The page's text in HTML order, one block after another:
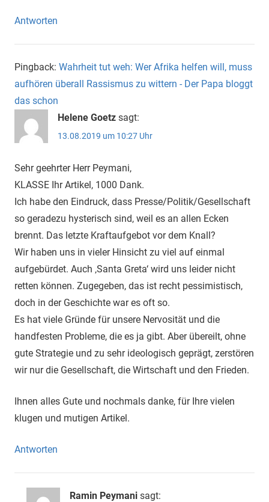
Antworten
Pingback: Wahrheit tut weh: Wer Afrika helfen will, muss
aufhören überall Rassismus zu wittern - Der Papa bloggt
das schon
Helene Goetz sagt:
13.08.2019 um 10:27 Uhr
Sehr geehrter Herr Peymani,
KLASSE Ihr Artikel, 1000 Dank.
Ich habe den Eindruck, dass Presse/Politik/Gesellschaft
so geradezu hysterisch sind, weil es an allen Ecken
brennt. Das letzte Kraftaufgebot vor dem Knall?
Wir haben uns in vieler Hinsicht zu viel auf einmal
aufgebürdet. Auch ‚Santa Greta‘ wird uns leider nicht
retten können. Zugegeben, das ist recht pessimistisch,
doch in der Geschichte war es oft so.
Es hat viele Gründe für unsere Nervosität und die
handfesten Probleme, die es ja gibt. Aber übereilt, ohne
gute Strategie und zu sehr ideologisch geprägt, zerstören
wir nur die Gesellschaft, die Wirtschaft und den Frieden.
Ihnen alles Gute und nochmals danke, für Ihre vielen
klugen und mutigen Artikel.
Antworten
Ramin Peymani sagt: